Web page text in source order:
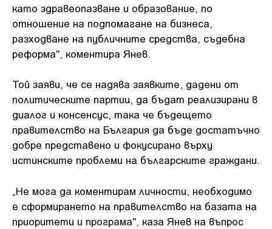
като здравеопазване и образование, по
отношение на подпомагане на бизнеса,
разходване на публичните средства, съдебна
реформа", коментира Янев.
Той заяви, че се надява заявките, дадени от
политическите партии, да бъдат реализирани в
диалог и консенсус, така че бъдещето
правителство на България да бъде достатъчно
добре представено и фокусирано върху
истинските проблеми на българските граждани.
„Не мога да коментирам личности, необходимо
е сформирането на правителство на базата на
приоритети и програма", каза Янев на въпрос